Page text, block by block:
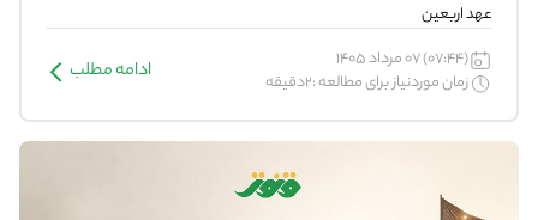
عهد اربعین
(07:44) 07 مرداد 1405
زمان موردنیاز برای مطالعه :2دقیقه
ادامه مطلب